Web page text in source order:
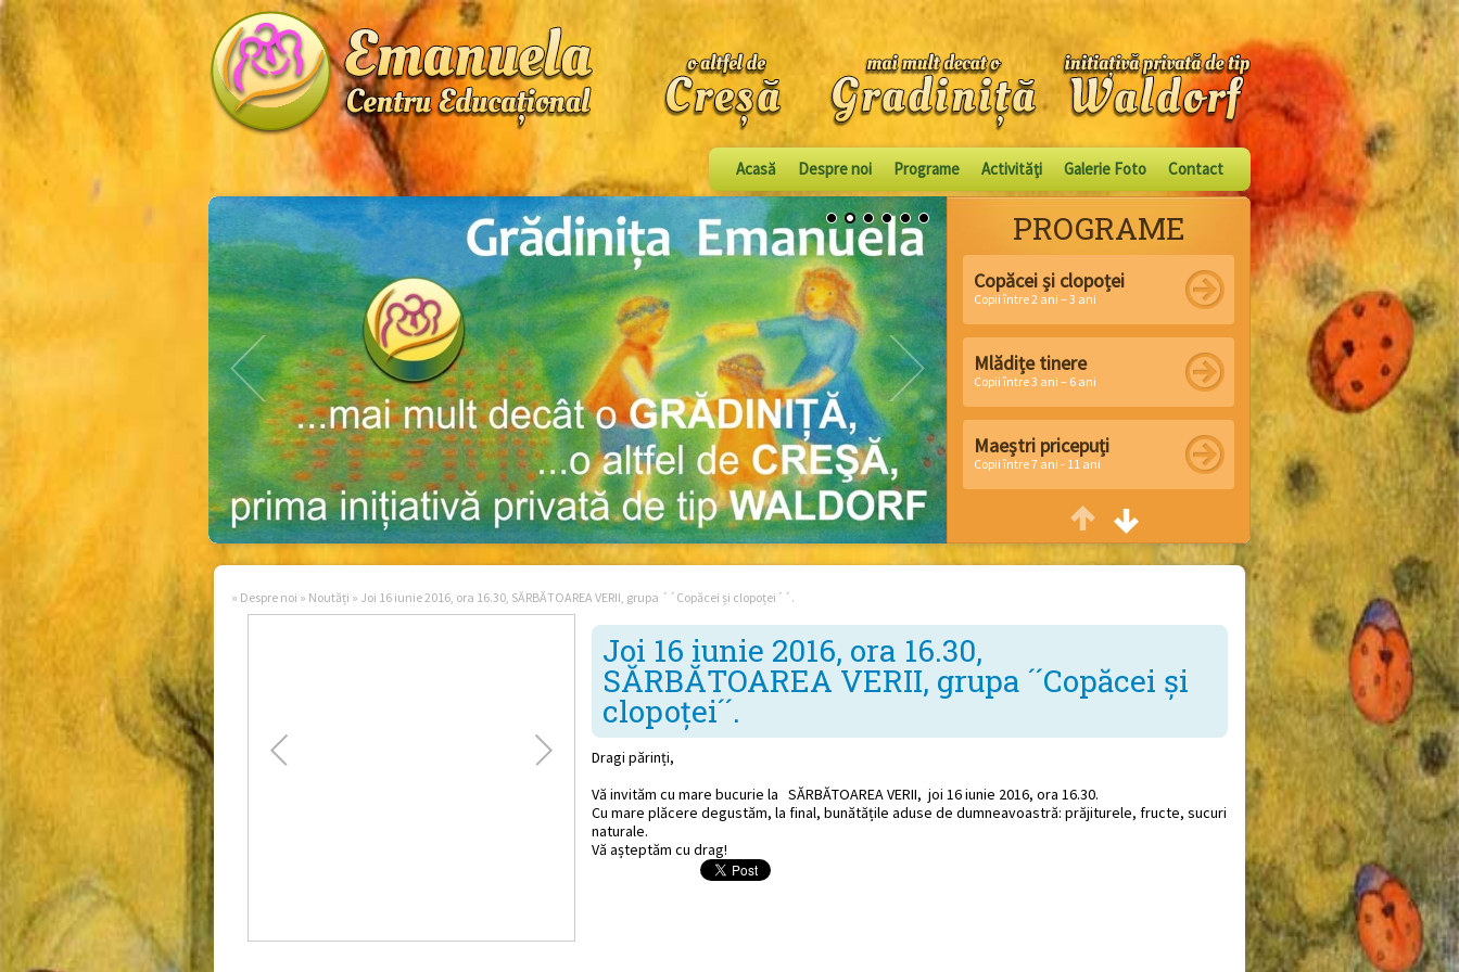
Acasă Despre noi Programe Activităţi Galerie Foto Contact
1 2 3 4 5 6 PROGRAME
Copăcei și clopoței
Copii între 2 ani – 3 ani
Mlădițe tinere
Copii între 3 ani – 6 ani
Maeștri pricepuți
Copii între 7 ani - 11 ani
Casa veseliei
Petreceri cu ocazia zilei de naștere
Consiliere părinți
Vreau să știu
» Despre noi » Noutăți » Joi 16 iunie 2016, ora 16.30, SĂRBĂTOAREA VERII, grupa ´´Copăcei și clopoței´´.
Joi 16 iunie 2016, ora 16.30,
SĂRBĂTOAREA VERII, grupa ´´Copăcei și
clopoței´´.
Dragi părinți,
Vă invităm cu mare bucurie la SĂRBĂTOAREA VERII, joi 16 iunie 2016, ora 16.30.
Cu mare plăcere degustăm, la final, bunătățile aduse de dumneavoastră: prăjiturele, fructe, sucuri
naturale.
Vă așteptăm cu drag!